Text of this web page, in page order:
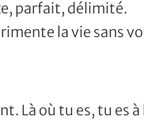
parfait, délimité.
la vie sans
Là où tu es, tu es